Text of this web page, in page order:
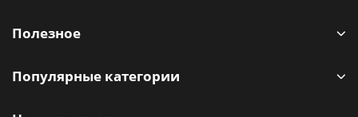
Полезное
Популярные категории